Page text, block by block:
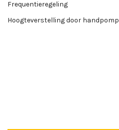
Frequentieregeling
Hoogteverstelling door handpomp